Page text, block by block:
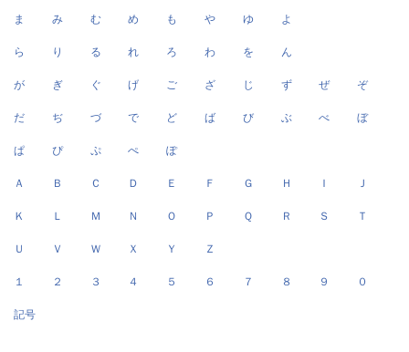
ま み む め も や ゆ よ
ら り る れ ろ わ を ん
が ぎ ぐ げ ご ざ じ ず ぜ ぞ
だ ぢ づ で ど ば び ぶ べ ぼ
ぱ ぴ ぷ ぺ ぽ
Ａ Ｂ Ｃ Ｄ Ｅ Ｆ Ｇ Ｈ Ｉ Ｊ
Ｋ Ｌ Ｍ Ｎ Ｏ Ｐ Ｑ Ｒ Ｓ Ｔ
Ｕ Ｖ Ｗ Ｘ Ｙ Ｚ
１ ２ ３ ４ ５ ６ ７ ８ ９ ０
記号